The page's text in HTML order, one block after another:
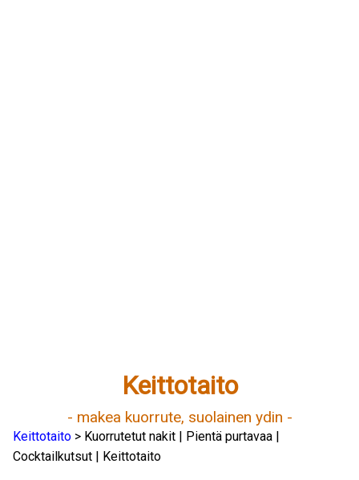
Keittotaito
- makea kuorrute, suolainen ydin -
Keittotaito > Kuorrutetut nakit | Pientä purtavaa |
Cocktailkutsut | Keittotaito